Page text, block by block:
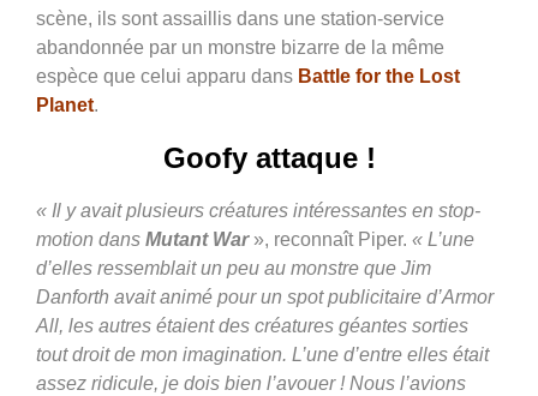
scène, ils sont assaillis dans une station-service
abandonnée par un monstre bizarre de la même
espèce que celui apparu dans Battle for the Lost
Planet.
Goofy attaque !
« Il y avait plusieurs créatures intéressantes en stop-
motion dans Mutant War », reconnaît Piper. « L’une
d’elles ressemblait un peu au monstre que Jim
Danforth avait animé pour un spot publicitaire d’Armor
All, les autres étaient des créatures géantes sorties
tout droit de mon imagination. L’une d’entre elles était
assez ridicule, je dois bien l’avouer ! Nous l’avions